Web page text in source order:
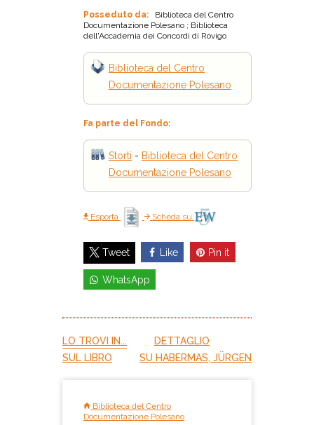
Posseduto da:
Biblioteca del Centro
Documentazione Polesano ; Biblioteca
dell'Accademia dei Concordi di Rovigo
Biblioteca del Centro
Documentazione Polesano
Fa parte del Fondo:
Storti - Biblioteca del Centro
Documentazione Polesano
Esporta Scheda su
Tweet Like Pin it
WhatsApp
LO TROVI IN...
DETTAGLIO
SUL LIBRO
SU HABERMAS, JÜRGEN
Biblioteca del Centro
Documentazione Polesano